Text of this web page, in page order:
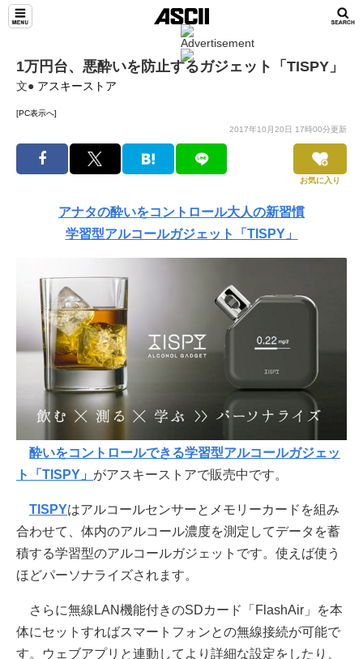
1万円台、悪酔いを防止するガジェット「TISPY」
文● アスキーストア
[PC表示へ]
2017年10月20日 17時00分更新
お気に入り
アナタの酔いをコントロール大人の新習慣
学習型アルコールガジェット「TISPY」
酔いをコントロールできる学習型アルコールガジェッ
ト「TISPY」 がアスキーストアで販売中です。
TISPYはアルコールセンサーとメモリーカードを組み
合わせて、体内のアルコール濃度を測定してデータを蓄
積する学習型のアルコールガジェットです。使えば使う
ほどパーソナライズされます。
さらに無線LAN機能付きのSDカード「FlashAir」を本
体にセットすればスマートフォンとの無線接続が可能で
す。ウェブアプリと連動してより詳細な設定をしたり、